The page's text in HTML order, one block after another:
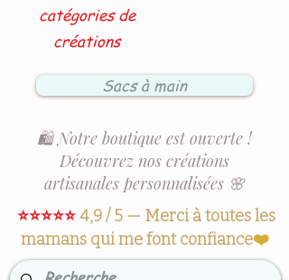
catégories de
créations
Sacs à main
🛍️ Notre boutique est ouverte !
Découvrez nos créations
artisanales personnalisées 🌸
⭐⭐⭐⭐⭐4,9 / 5 — Merci à toutes les
mamans qui me font confiance❤️